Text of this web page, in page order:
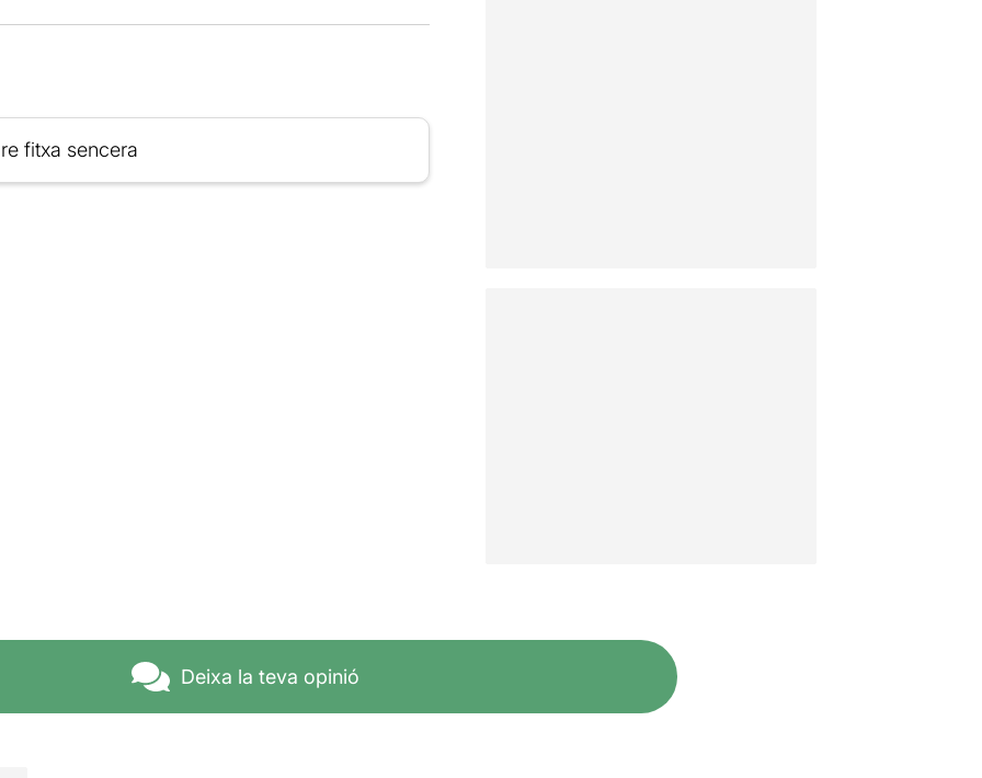
fitxa sencera
Deixa la teva opinió